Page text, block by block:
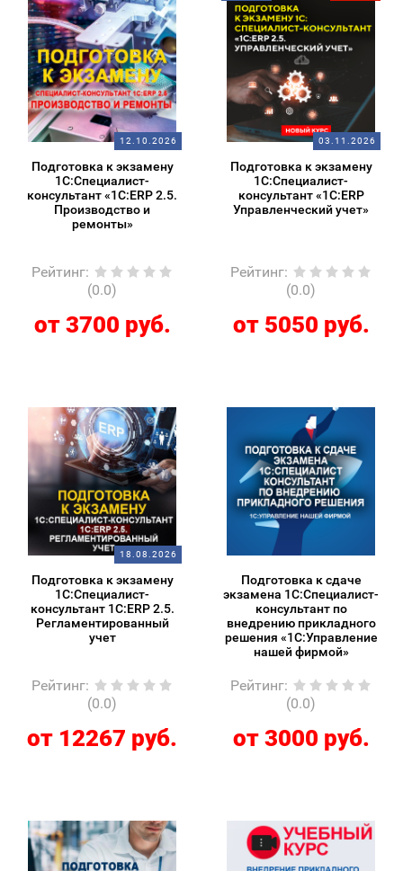
12.10.2026
Подготовка к экзамену
1С:Специалист-
консультант «1С:ERP 2.5.
Производство и
ремонты»
Рейтинг:
(0.0)
от 3700 руб.
03.11.2026
Подготовка к экзамену
1С:Специалист-
консультант «1С:ERP
Управленческий учет»
Рейтинг:
(0.0)
от 5050 руб.
18.08.2026
Подготовка к экзамену
1С:Специалист-
консультант 1С:ERP 2.5.
Регламентированный
учет
Рейтинг:
(0.0)
от 12267 руб.
Подготовка к сдаче
экзамена 1С:Специалист-
консультант по
внедрению прикладного
решения «1С:Управление
нашей фирмой»
Рейтинг:
(0.0)
от 3000 руб.